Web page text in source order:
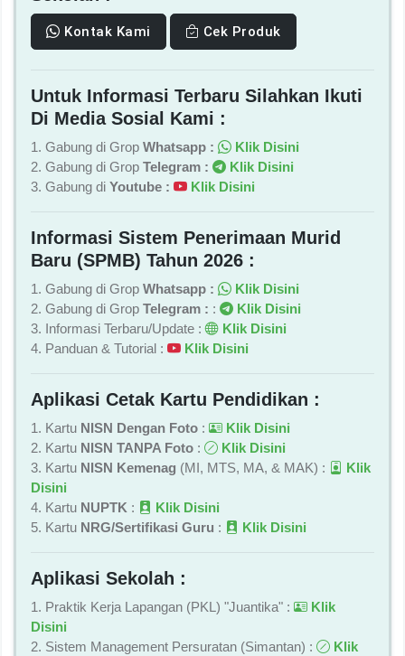
Kontak Kami Cek Produk
Untuk Informasi Terbaru Silahkan Ikuti
Di Media Sosial Kami :
1. Gabung di Grop Whatsapp :
Klik Disini
2. Gabung di Grop Telegram :
Klik Disini
3. Gabung di Youtube : Klik Disini
Informasi Sistem Penerimaan Murid
Baru (SPMB) Tahun 2026 :
1. Gabung di Grop Whatsapp :
Klik Disini
2. Gabung di Grop Telegram : :
Klik Disini
3. Informasi Terbaru/Update :
Klik Disini
4. Panduan & Tutorial :
Klik Disini
Aplikasi Cetak Kartu Pendidikan :
1. Kartu NISN Dengan Foto :
Klik Disini
2. Kartu NISN TANPA Foto :
Klik Disini
3. Kartu NISN Kemenag (MI, MTS, MA, & MAK) :
Klik
Disini
4. Kartu NUPTK :
Klik Disini
5. Kartu NRG/Sertifikasi Guru : Klik Disini
Aplikasi Sekolah :
1. Praktik Kerja Lapangan (PKL) "Juantika" :
Klik
Disini
2. Sistem Management Persuratan (Simantan) :
Klik